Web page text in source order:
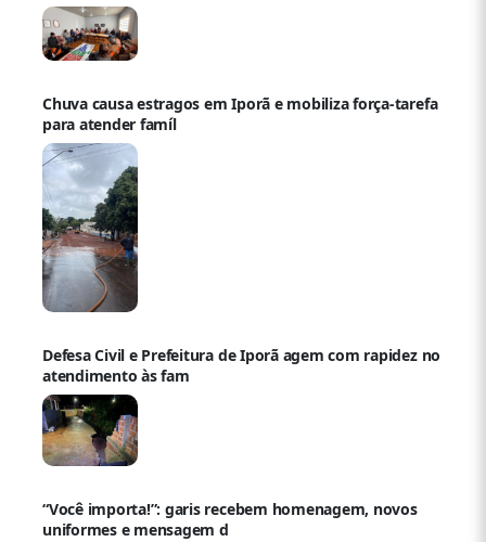
Chuva causa estragos em Iporã e mobiliza força-tarefa
para atender famíl
Defesa Civil e Prefeitura de Iporã agem com rapidez no
atendimento às fam
“Você importa!”: garis recebem homenagem, novos
uniformes e mensagem d